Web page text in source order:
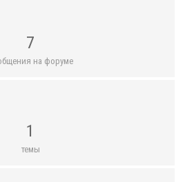
7
на форуме
1
темы